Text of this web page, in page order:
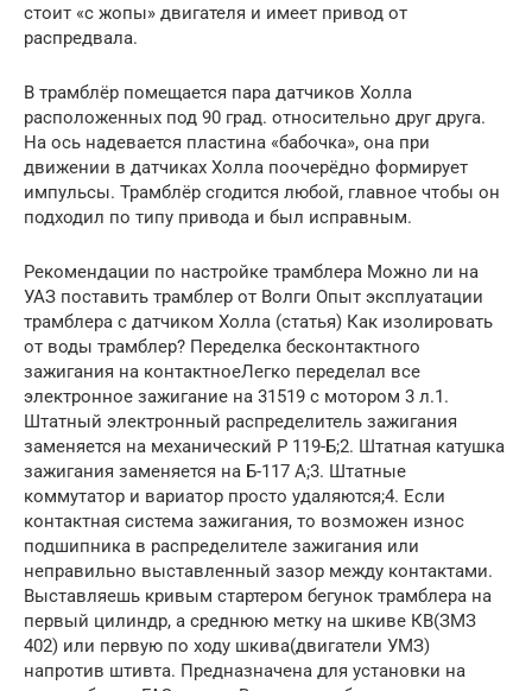
стоит «с жопы» двигателя и имеет привод от
распредвала.
В трамблёр помещается пара датчиков Холла
расположенных под 90 град. относительно друг друга.
На ось надевается пластина «бабочка», она при
движении в датчиках Холла поочерёдно формирует
импульсы. Трамблёр сгодится любой, главное чтобы он
подходил по типу привода и был исправным.
Рекомендации по настройке трамблера Можно ли на
УАЗ поставить трамблер от Волги Опыт эксплуатации
трамблера с датчиком Холла (статья) Как изолировать
от воды трамблер? Переделка бесконтактного
зажигания на контактноеЛегко переделал все
электронное зажигание на 31519 с мотором 3 л.1.
Штатный электронный распределитель зажигания
заменяется на механический Р 119-Б;2. Штатная катушка
зажигания заменяется на Б-117 А;3. Штатные
коммутатор и вариатор просто удаляются;4. Если
контактная система зажигания, то возможен износ
подшипника в распределителе зажигания или
неправильно выставленный зазор между контактами.
Выставляешь кривым стартером бегунок трамблера на
первый цилиндр, а среднюю метку на шкиве КВ(ЗМЗ
402) или первую по ходу шкива(двигатели УМЗ)
напротив штивта. Предназначена для установки на